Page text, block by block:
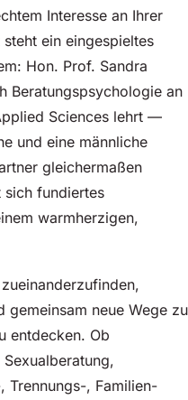
Interesse an Ihrer
ein eingespieltes
Hon. Prof. Sandra
Beratungspsychologie an
Sciences lehrt —
und eine männliche
gleichermaßen
sich fundiertes
warmherzigen,
gemeinsam neue Wege zu
entdecken. Ob
Trennungs-, Familien-